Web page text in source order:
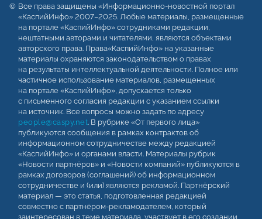
Все права защищены «Информационно-новостной портал
«КаспийИнфо» 2007–2025. Любые материалы, размещенные
на портале «КаспийИнфо» сотрудниками редакции,
нештатными авторами и читателями, являются объектами
авторского права. Права«КаспийИнфо» на указанные
материалы охраняются законодательством о правах
на результаты интеллектуальной деятельности. Полное или
частичное использование материалов, размещенных
на портале «КаспийИнфо», допускается только
с письменного согласия редакции с указанием ссылки
на источник. Все вопросы можно задать по адресу
people@caspy.net. В рубрике «От первого лица»
публикуются сообщения в рамках контрактов об
информационном сотрудничестве между редакцией
«КаспийИнфо» и органами власти. Материалы рубрик
«Новости партнёров» и «Новости компаний» публикуются в
рамках договоров (соглашений) об информационном
сотрудничестве и (или) являются рекламой. Партнёрский
материал — это статья, подготовленная редакцией
совместно с партнёром-рекламодателем, который
заинтересован в теме материала, участвует в его создании